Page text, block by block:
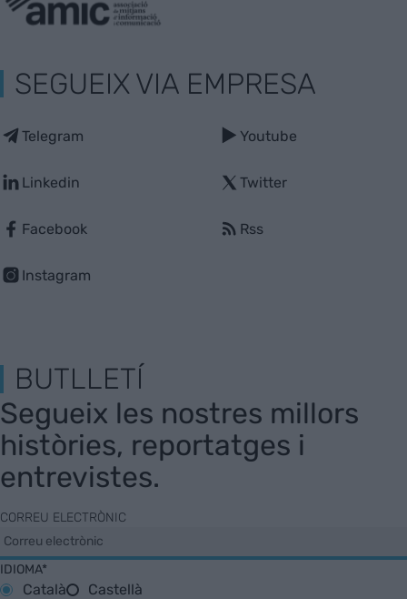
SEGUEIX VIA EMPRESA
Telegram
Linkedin
Facebook
Instagram
Youtube
Twitter
Rss
BUTLLETÍ
Segueix les nostres millors
històries, reportatges i
entrevistes.
CORREU ELECTRÒNIC
IDIOMA*
Català
Castellà